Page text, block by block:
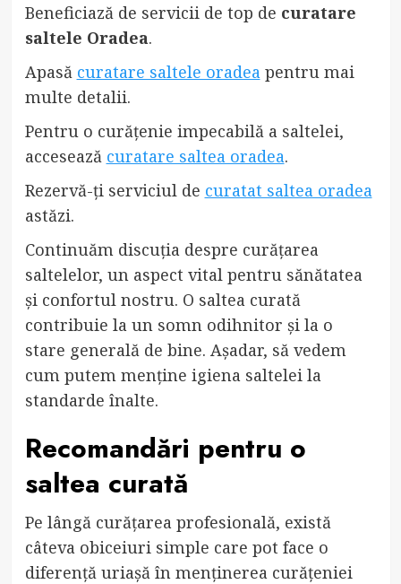
Beneficiază de servicii de top de curatare
saltele Oradea.
Apasă curatare saltele oradeapentru mai
multe detalii.
Pentru o curățenie impecabilă a saltelei,
accesează curatare saltea oradea.
Rezervă-ți serviciul de curatat saltea oradea
astăzi.
Continuăm discuția despre curățarea
saltelelor, un aspect vital pentru sănătatea
și confortul nostru. O saltea curată
contribuie la un somn odihnitor și la o
stare generală de bine. Așadar, să vedem
cum putem menține igiena saltelei la
standarde înalte.
Recomandări pentru o
saltea curată
Pe lângă curățarea profesională, există
câteva obiceiuri simple care pot face o
diferență uriașă în menținerea curățeniei